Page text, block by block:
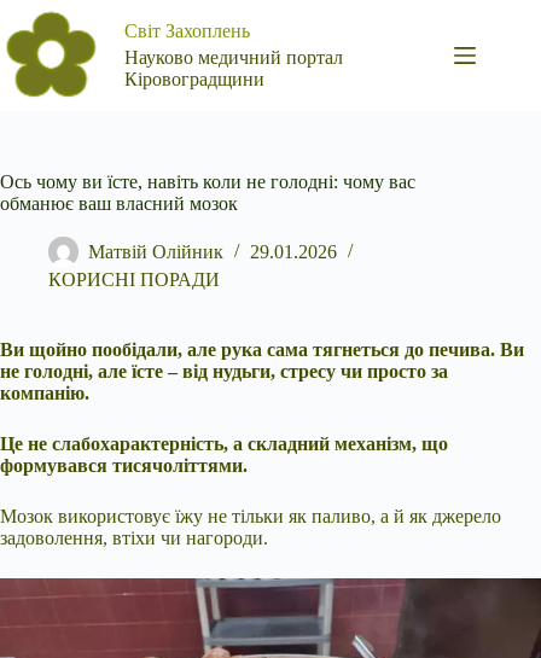
Перейти
до
вмісту
Світ Захоплень
Науково медичний портал
Кіровоградщини
Ось чому ви їсте, навіть коли не голодні: чому вас
обманює ваш власний мозок
Матвій Олійник
29.01.2026
КОРИСНІ ПОРАДИ
Ви щойно пообідали, але рука сама тягнеться до печива. Ви
не голодні, але їсте – від нудьги, стресу чи просто за
компанію.
Це не слабохарактерність, а складний механізм, що
формувався тисячоліттями.
Мозок використовує їжу не тільки як паливо, а й як джерело
задоволення, втіхи чи нагороди.